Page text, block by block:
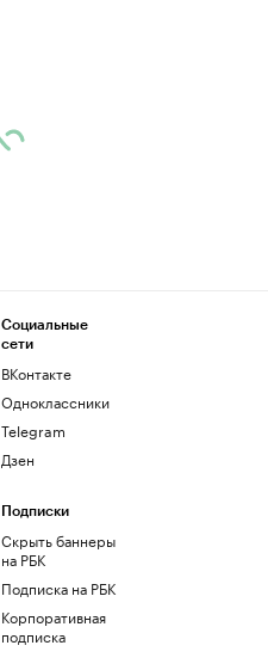
Социальные
сети
ВКонтакте
Одноклассники
Telegram
Дзен
Подписки
Скрыть баннеры
на РБК
Подписка на РБК
Корпоративная
подписка